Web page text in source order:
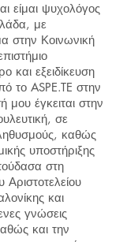
είμαι ψυχολόγος
με
στην Κοινωνική
και εξειδίκευση
το ASPE.TE στην
μου έγκειται στην
σε
καθώς
υποστήριξης
στη
και
γνώσεις
και την